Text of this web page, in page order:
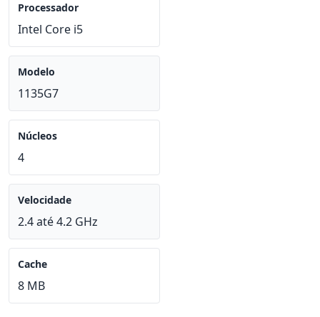
Processador
Intel Core i5
Modelo
1135G7
Núcleos
4
Velocidade
2.4 até 4.2 GHz
Cache
8 MB